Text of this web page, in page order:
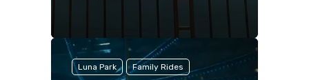
Luna Park Family Rides